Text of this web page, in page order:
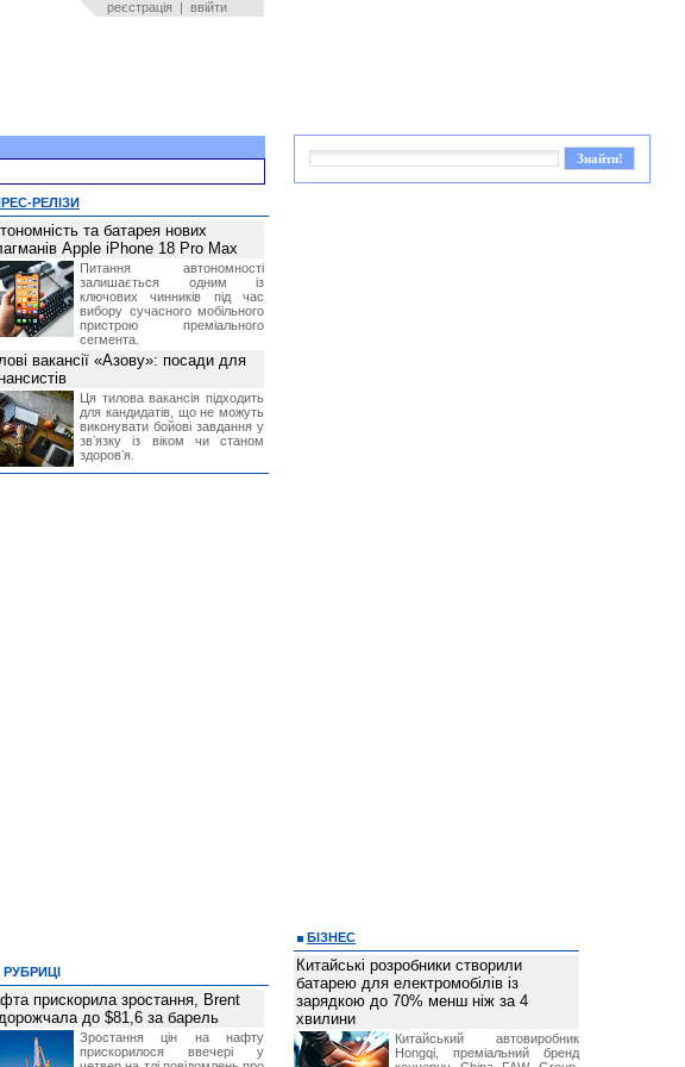
реєстрація | ввійти
РЕЛІЗИ
та батарея нових
Apple iPhone 18 Pro Max
Питання автономності
залишається одним із
ключових чинників під час
вибору сучасного мобільного
пристрою преміального
сегмента.
вакансії «Азову»: посади для
Ця тилова вакансія підходить
для кандидатів, що не можуть
виконувати бойові завдання у
звʼязку із віком чи станом
здоровʼя.
РУБРИЦІ
прискорила зростання, Brent
до $81,6 за барель
Зростання цін на нафту
прискорилося ввечері у
БІЗНЕС
Китайські розробники створили
батарею для електромобілів із
зарядкою до 70% менш ніж за 4
хвилини
Китайський автовиробник
Hongqi, преміальний бренд